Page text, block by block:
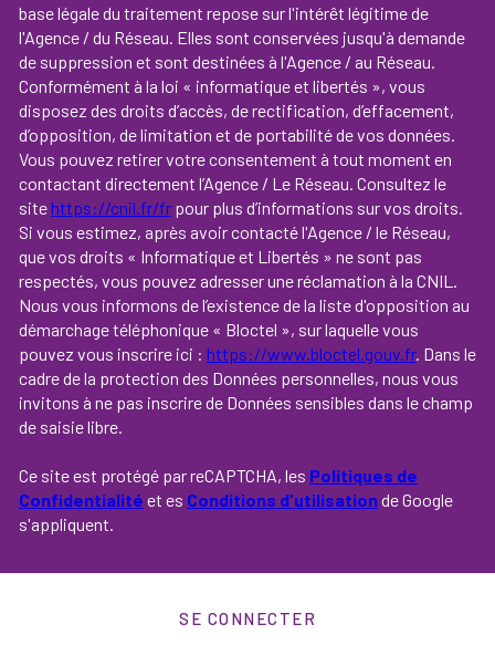
base légale du traitement repose sur l'intérêt légitime de
l'Agence / du Réseau. Elles sont conservées jusqu'à demande
de suppression et sont destinées à l'Agence / au Réseau.
Conformément à la loi « informatique et libertés », vous
disposez des droits d’accès, de rectification, d’effacement,
d’opposition, de limitation et de portabilité de vos données.
Vous pouvez retirer votre consentement à tout moment en
contactant directement l’Agence / Le Réseau. Consultez le
site https://cnil.fr/fr pour plus d’informations sur vos droits.
Si vous estimez, après avoir contacté l'Agence / le Réseau,
que vos droits « Informatique et Libertés » ne sont pas
respectés, vous pouvez adresser une réclamation à la CNIL.
Nous vous informons de l’existence de la liste d'opposition au
démarchage téléphonique « Bloctel », sur laquelle vous
pouvez vous inscrire ici : https://www.bloctel.gouv.fr. Dans le
cadre de la protection des Données personnelles, nous vous
invitons à ne pas inscrire de Données sensibles dans le champ
de saisie libre.
Ce site est protégé par reCAPTCHA, les Politiques de
Confidentialité et es Conditions d'utilisationde Google
s'appliquent.
SE CONNECTER